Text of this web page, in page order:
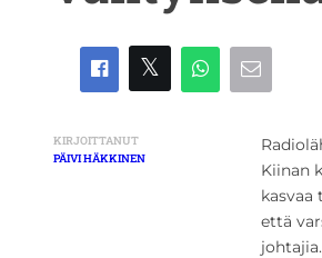
KIRJOITTANUT
PÄIVI HÄKKINEN
Kiinan
kasvaa
että
johtajia.